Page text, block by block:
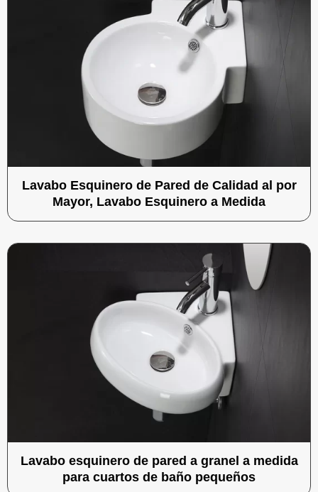
Lavabo Esquinero de Pared de Calidad al por
Mayor, Lavabo Esquinero a Medida
Lavabo esquinero de pared a granel a medida
para cuartos de baño pequeños